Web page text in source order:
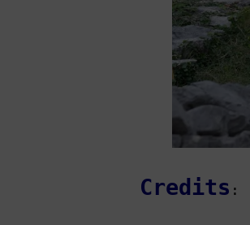
Credits :